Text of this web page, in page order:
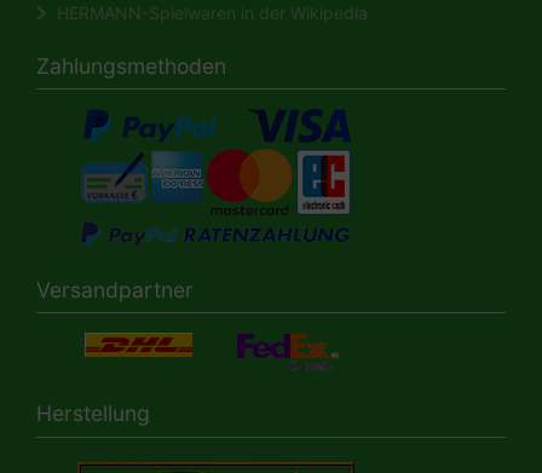
HERMANN-Spielwaren in der Wikipedia
Zahlungsmethoden
Versandpartner
Herstellung